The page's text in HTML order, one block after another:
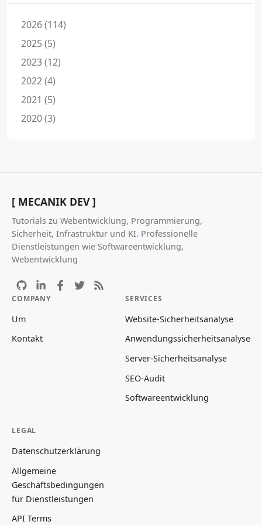
2026 (114)
2025 (5)
2023 (12)
2022 (4)
2021 (5)
2020 (3)
[ MECANIK DEV ]
Tutorials zu Webentwicklung, Programmierung,
Sicherheit, Infrastruktur und KI. Professionelle
Dienstleistungen wie Softwareentwicklung,
Webentwicklung
COMPANY
Um
Kontakt
SERVICES
Website-Sicherheitsanalyse
Anwendungssicherheitsanalyse
Server-Sicherheitsanalyse
SEO-Audit
Softwareentwicklung
LEGAL
Datenschutzerklärung
Allgemeine
Geschäftsbedingungen
für Dienstleistungen
API Terms